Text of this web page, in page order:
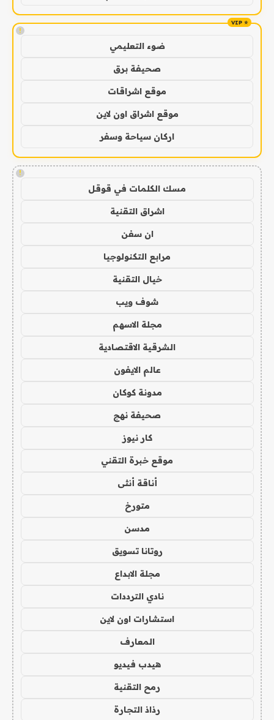
!
ضوء التعليمي
صحيفة برق
موقع اشراقات
موقع اشراق اون لاين
اركان سياحة وسفر
!
مسك الكلمات في قوقل
اشراق التقنية
ان سفن
مرابع التكنولوجيا
خيال التقنية
شوف ويب
مجلة الاسهم
الشرقية الاقتصادية
عالم الايفون
مدونة كوكان
صحيفة نهج
كار نيوز
موقع خبرة التقني
أناقة أنثى
متورخ
مدسن
روتانا تسويق
مجلة الابداع
نادي الترددات
استشارات اون لاين
المعارف
هيدب فيديو
رمح التقنية
رذاذ التجارة